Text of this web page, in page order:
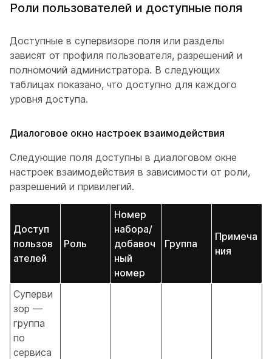
Роли пользователей и доступные поля
Доступные в супервизоре поля или разделы
зависят от профиля пользователя, разрешений и
полномочий администратора. В следующих
таблицах показано, что доступно для каждого
уровня доступа.
Диалоговое окно настроек взаимодействия
Следующие поля доступны в диалоговом окне
настроек взаимодействия в зависимости от роли,
разрешений и привилегий.
Доступ
пользов
ателей
Роль
Номер
набора/
добавоч
ный
номер
Группа
Примеча
ния
Суперви
зор —
группа
по
сервиса